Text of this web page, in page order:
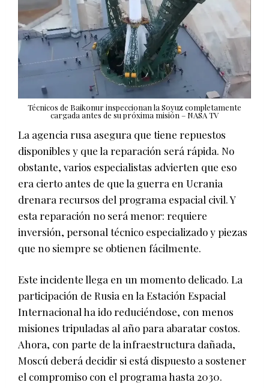
Técnicos de Baikonur inspeccionan la Soyuz completamente
cargada antes de su próxima misión – NASA TV
La agencia rusa asegura que tiene repuestos
disponibles y que la reparación será rápida. No
obstante, varios especialistas advierten que eso
era cierto antes de que la guerra en Ucrania
drenara recursos del programa espacial civil. Y
esta reparación no será menor: requiere
inversión, personal técnico especializado y piezas
que no siempre se obtienen fácilmente.
Este incidente llega en un momento delicado. La
participación de Rusia en la Estación Espacial
Internacional ha ido reduciéndose, con menos
misiones tripuladas al año para abaratar costos.
Ahora, con parte de la infraestructura dañada,
Moscú deberá decidir si está dispuesto a sostener
el compromiso con el programa hasta 2030.